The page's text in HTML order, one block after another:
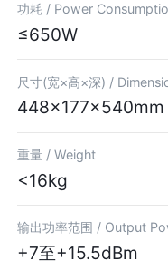
功耗 / Power
≤650W
尺寸(宽×高×深) /
448×177×540mm
重量 /Weight
<16kg
输出功率范围 / Output
+7至+15.5dBm